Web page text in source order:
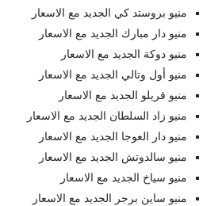
منيو بروستد كي الجديد مع الاسعار
منيو دار مبارك الجديد مع الاسعار
منيو دوكة الجديد مع الاسعار
منيو أول وتالي الجديد مع الاسعار
منيو قريلو الجديد مع الاسعار
منيو زاد السلطان الجديد مع الاسعار
منيو دار العوجا الجديد مع الاسعار
منيو سالدوتش الجديد مع الاسعار
منيو سياخ الجديد مع الاسعار
منيو ساين برجر الجديد مع الاسعار